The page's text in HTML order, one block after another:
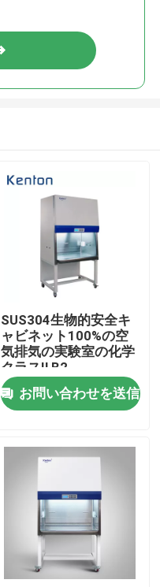
SUS304生物的安全キ
ャビネット100%の空
気排気の実験室の化学
クラスIl B2
お問い合わせを送信